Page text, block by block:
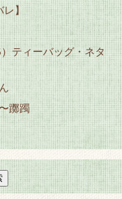
】
ティーバッグ・ネタ
躑躅